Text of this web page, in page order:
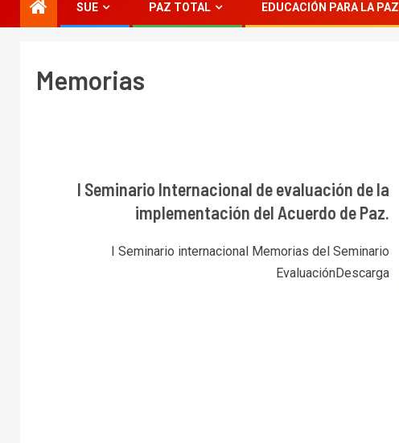
SUE PAZ TOTAL EDUCACIÓN PARA LA PAZ
Memorias
I Seminario Internacional de evaluación de la
implementación del Acuerdo de Paz.
I Seminario internacional Memorias del Seminario
EvaluaciónDescarga